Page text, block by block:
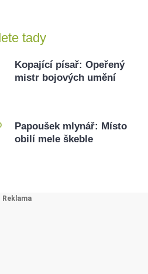
tady
Kopající písař: Opeřený
mistr bojových umění
Papoušek mlynář: Místo
obilí mele škeble